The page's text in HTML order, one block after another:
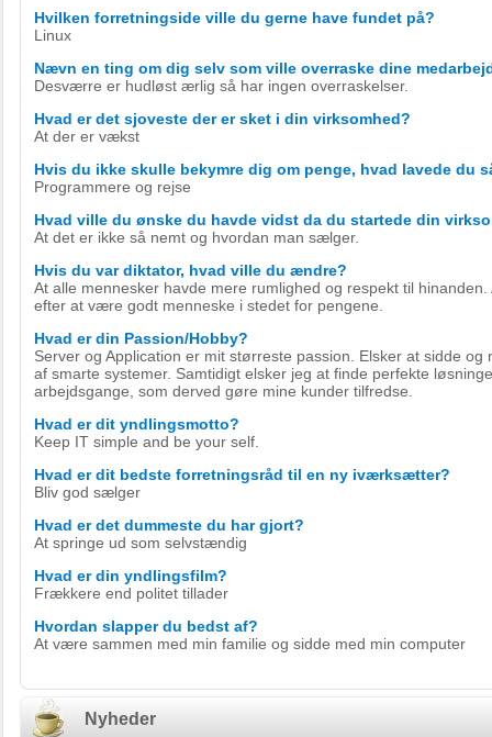
Hvilken forretningside ville du gerne have fundet på?
Linux
Nævn en ting om dig selv som ville overraske dine
Desværre er hudløst ærlig så har ingen overraskelser.
Hvad er det sjoveste der er sket i din virksomhed?
At der er vækst
Hvis du ikke skulle bekymre dig om penge, hvad lavede du
Programmere og rejse
Hvad ville du ønske du havde vidst da du startede din
At det er ikke så nemt og hvordan man sælger.
Hvis du var diktator, hvad ville du ændre?
At alle mennesker havde mere rumlighed og respekt til
efter at være godt menneske i stedet for pengene.
Hvad er din Passion/Hobby?
Server og Application er mit størreste passion. Elsker at sidde
af smarte systemer. Samtidigt elsker jeg at finde perfekte
arbejdsgange, som derved gøre mine kunder tilfredse.
Hvad er dit yndlingsmotto?
Keep IT simple and be your self.
Hvad er dit bedste forretningsråd til en ny iværksætter?
Bliv god sælger
Hvad er det dummeste du har gjort?
At springe ud som selvstændig
Hvad er din yndlingsfilm?
Frækkere end politet tillader
Hvordan slapper du bedst af?
At være sammen med min familie og sidde med min computer
Nyheder